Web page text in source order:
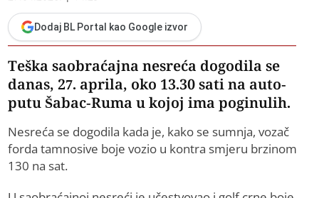
Dodaj BL Portal kao Google izvor
Teška saobraćajna nesreća dogodila se
danas, 27. aprila, oko 13.30 sati na auto-
putu Šabac-Ruma u kojoj ima poginulih.
Nesreća se dogodila kada je, kako se sumnja, vozač
forda tamnosive boje vozio u kontra smjeru brzinom
130 na sat.